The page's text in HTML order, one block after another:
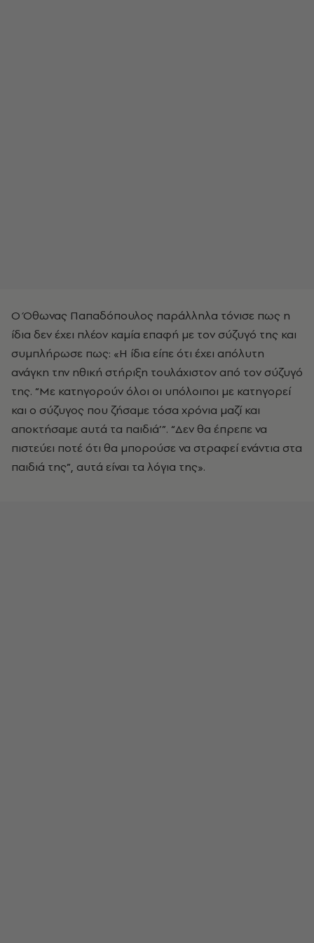
Ο Όθωνας Παπαδόπουλος παράλληλα τόνισε πως η
ίδια δεν έχει πλέον καμία επαφή με τον σύζυγό της και
συμπλήρωσε πως: «Η ίδια είπε ότι έχει απόλυτη
ανάγκη την ηθική στήριξη τουλάχιστον από τον σύζυγό
της. “Με κατηγορούν όλοι οι υπόλοιποι με κατηγορεί
και ο σύζυγος που ζήσαμε τόσα χρόνια μαζί και
αποκτήσαμε αυτά τα παιδιά’”. “Δεν θα έπρεπε να
πιστεύει ποτέ ότι θα μπορούσε να στραφεί ενάντια στα
παιδιά της”, αυτά είναι τα λόγια της».